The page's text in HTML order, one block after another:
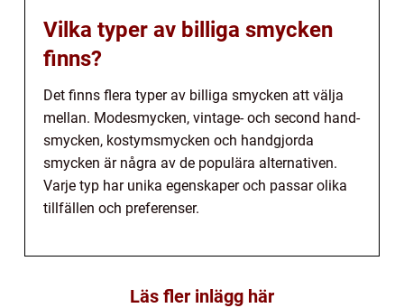
Vilka typer av billiga smycken
finns?
Det finns flera typer av billiga smycken att välja
mellan. Modesmycken, vintage- och second hand-
smycken, kostymsmycken och handgjorda
smycken är några av de populära alternativen.
Varje typ har unika egenskaper och passar olika
tillfällen och preferenser.
Läs fler inlägg här